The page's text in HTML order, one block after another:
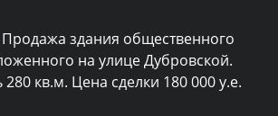
Продажа здания общественного
на улице Дубровской.
кв.м. Цена сделки 180 000 у.е.